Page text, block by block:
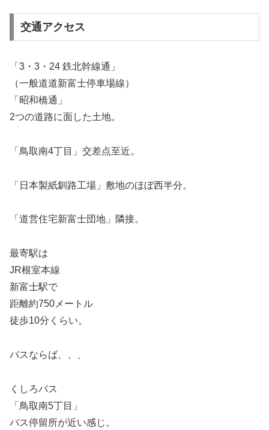
交通アクセス
「3・3・24 鉄北幹線通」
（一般道道新富士停車場線）
「昭和橋通」
2つの道路に面した土地。
「鳥取南4丁目」交差点至近。
「日本製紙釧路工場」敷地のほぼ西半分。
「道営住宅新富士団地」隣接。
最寄駅は
JR根室本線
新富士駅で
距離約750メートル
徒歩10分くらい。
バスならば、、、
くしろバス
「鳥取南5丁目」
バス停留所が近い感じ。